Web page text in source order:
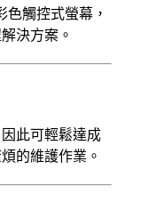
觸控式螢幕，
決方案。
此可輕鬆達成
的維護作業。